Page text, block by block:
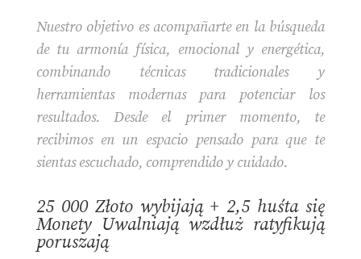
Nuestro objetivo es acompañarte en la búsqueda
de tu armonía física, emocional y energética,
combinando técnicas tradicionales y
herramientas modernas para potenciar los
resultados. Desde el primer momento, te
recibimos en un espacio pensado para que te
sientas escuchado, comprendido y cuidado.
25 000 Złoto wybijają + 2,5 huśta się
Monety Uwalniają wzdłuż ratyfikują
poruszają